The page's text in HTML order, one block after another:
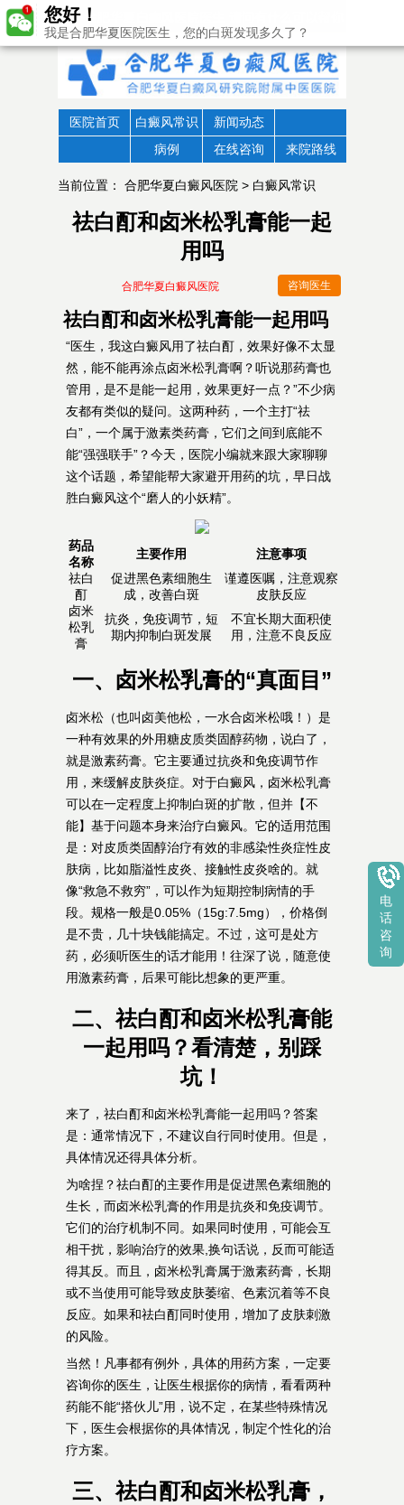
医院首页 白癜风常识
新闻动态
病例
在线咨询 来院路线
当前位置： 合肥华夏白癜风医院 > 白癜风常识
祛白酊和卤米松乳膏能一起
用吗
合肥华夏白癜风医院 咨询医生
祛白酊和卤米松乳膏能一起用吗
“医生，我这白癜风用了祛白酊，效果好像不太显
然，能不能再涂点卤米松乳膏啊？听说那药膏也
管用，是不是能一起用，效果更好一点？”不少病
友都有类似的疑问。这两种药，一个主打“祛
白”，一个属于激素类药膏，它们之间到底能不
能“强强联手”？今天，医院小编就来跟大家聊聊
这个话题，希望能帮大家避开用药的坑，早日战
胜白癜风这个“磨人的小妖精”。
药品
名称
主要作用
注意事项
祛白
酊
促进黑色素细胞生
成，改善白斑
谨遵医嘱，注意观察
皮肤反应
卤米
松乳
膏
抗炎，免疫调节，短
期内抑制白斑发展
不宜长期大面积使
用，注意不良反应
一、卤米松乳膏的“真面目”
卤米松（也叫卤美他松，一水合卤米松哦！）是
一种有效果的外用糖皮质类固醇药物，说白了，
就是激素药膏。它主要通过抗炎和免疫调节作
用，来缓解皮肤炎症。对于白癜风，卤米松乳膏
可以在一定程度上抑制白斑的扩散，但并【不
能】基于问题本身来治疗白癜风。它的适用范围
是：对皮质类固醇治疗有效的非感染性炎症性皮
肤病，比如脂溢性皮炎、接触性皮炎啥的。就
像“救急不救穷”，可以作为短期控制病情的手
段。规格一般是0.05%（15g:7.5mg），价格倒
是不贵，几十块钱能搞定。不过，这可是处方
药，必须听医生的话才能用！往深了说，随意使
用激素药膏，后果可能比想象的更严重。
二、祛白酊和卤米松乳膏能
一起用吗？看清楚，别踩
坑！
来了，祛白酊和卤米松乳膏能一起用吗？答案
是：通常情况下，不建议自行同时使用。但是，
具体情况还得具体分析。
为啥捏？祛白酊的主要作用是促进黑色素细胞的
生长，而卤米松乳膏的作用是抗炎和免疫调节。
它们的治疗机制不同。如果同时使用，可能会互
相干扰，影响治疗的效果,换句话说，反而可能适
得其反。而且，卤米松乳膏属于激素药膏，长期
或不当使用可能导致皮肤萎缩、色素沉着等不良
反应。如果和祛白酊同时使用，增加了皮肤刺激
的风险。
当然！凡事都有例外，具体的用药方案，一定要
咨询你的医生，让医生根据你的病情，看看两种
药能不能“搭伙儿”用，说不定，在某些特殊情况
下，医生会根据你的具体情况，制定个性化的治
疗方案。
三、祛白酊和卤米松乳膏，
您好！
我是合肥华夏医院医生，您的白斑发现多久了？
电
话
咨
询